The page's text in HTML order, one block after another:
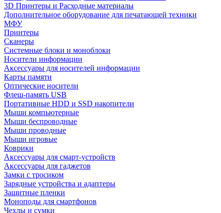
3D Принтеры и Расходные материалы
Дополнительное оборудование для печатающей техники
МФУ
Принтеры
Сканеры
Системные блоки и моноблоки
Носители информации
Аксессуары для носителей информации
Карты памяти
Оптические носители
Флеш-память USB
Портативные HDD и SSD накопители
Мыши компьютерные
Мыши беспроводные
Мыши проводные
Мыши игровые
Коврики
Аксессуары для смарт-устройств
Аксессуары для гаджетов
Замки с тросиком
Зарядные устройства и адаптеры
Защитные пленки
Моноподы для смартфонов
Чехлы и сумки